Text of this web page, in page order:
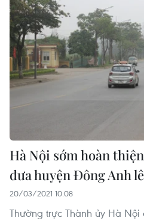
Hà Nội sớm hoàn
đưa huyện Đông Anh
20/03/2021 10:08
Thường trực Thành ủy Hà